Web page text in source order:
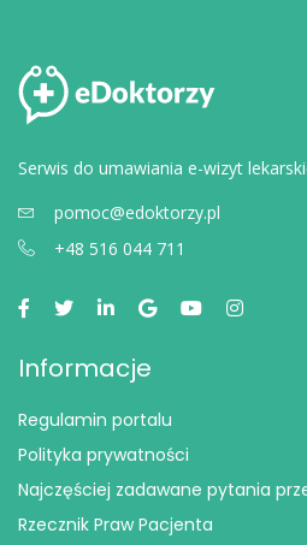
Serwis do umawiania e-wizyt
pomoc@edoktorzy.pl
+48 516 044 711
Informacje
Regulamin portalu
Polityka prywatności
Najczęściej zadawane pytania
Rzecznik Praw Pacjenta